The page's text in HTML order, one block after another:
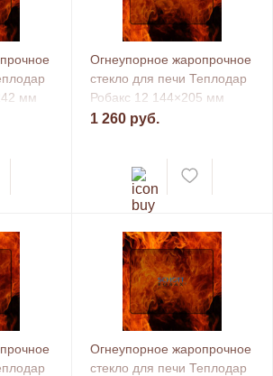
мм
Огнеупорное жаропрочное
стекло для печи Теплодар
Робакс 12 144×205 мм
1 260 руб.
Огнеупорное жаропрочное
стекло для печи Теплодар